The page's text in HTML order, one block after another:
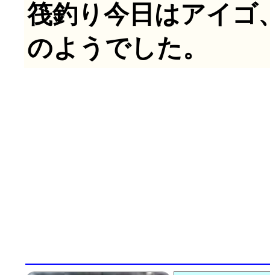
筏釣り今日はアイゴ
のようでした。